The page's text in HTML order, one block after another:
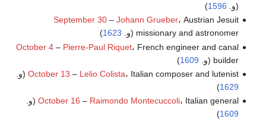
(و. 1596
)
September 30– Johann Grueber، Austrian Jesuit
missionary and astronomer (و.
1623
)
October 4– Pierre-Paul Riquet، French engineer and canal
builder (و.
1609
)
October 13 – Lelio Colista، Italian composer and lutenist (و.
1629
)
October 16 – Raimondo Montecuccoli، Italian general (و.
1609
)